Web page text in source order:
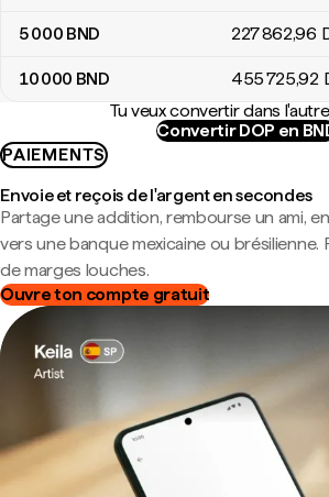
5 000 BND 227 862,96
10 000 BND 455 725,92
Tu veux convertir dans
Convertir DOP en
PAIEMENTS
Envoie et reçois de l'argent en secondes
Partage une addition, rembourse un ami,
vers une banque mexicaine ou brésilienne.
de marges louches.
Ouvre ton compte gratuit